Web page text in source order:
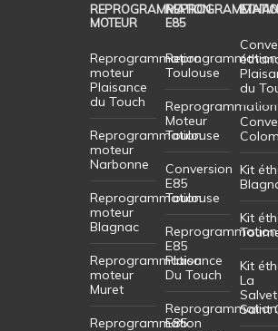
REPROGRAMMATION
MOTEUR
Reprogrammation
moteur
Plaisance
du Touch
Reprogrammation
moteur
Narbonne
Reprogrammation
moteur
Blagnac
Reprogrammation
moteur
Muret
Reprogrammation
E85
Reprogrammation
Toulouse
Reprogrammation
Moteur
Toulouse
Conversion
E85
Toulouse
Reprogrammation
E85
Plaisance
Du Touch
Reprogrammation
E85
du
Kit
Kit
Kit
La
Saint